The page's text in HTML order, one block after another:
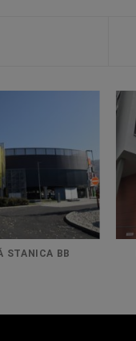
STANICA BB